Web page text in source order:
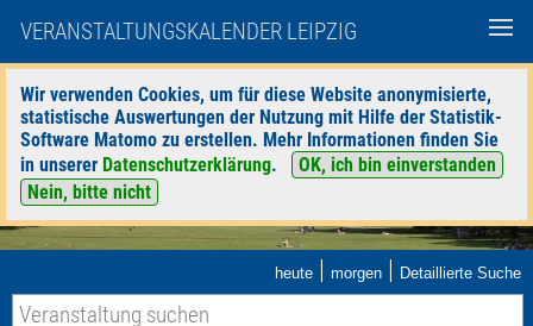
VERANSTALTUNGSKALENDER LEIPZIG
Wir verwenden Cookies, um für diese Website anonymisierte,
statistische Auswertungen der Nutzung mit Hilfe der Statistik-
Software Matomo zu erstellen. Mehr Informationen finden Sie
in unserer Datenschutzerklärung.
OK, ich bin einverstanden
Nein, bitte nicht
heute | morgen | Detaillierte Suche